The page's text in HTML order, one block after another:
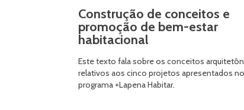
Construção de conceitos e
promoção de bem-estar
habitacional
Este texto fala sobre os conceitos
relativos aos cinco projetos apresentados no
programa +Lapena Habitar.